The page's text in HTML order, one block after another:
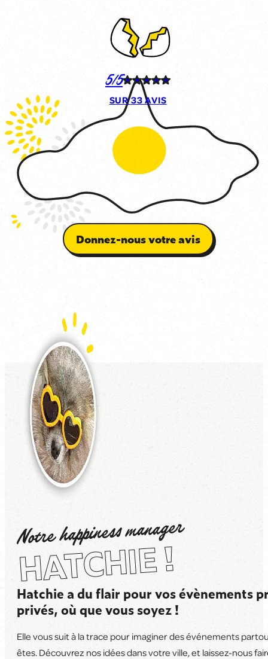
5/5
SUR33 AVIS
Donnez-nous votre avis
Notre happiness manager
HATCHIE !
Hatchie a du flair pour vos évènements
privés, où que vous soyez !
Elle vous suit à la trace pour imaginer des événements
êtes. Découvrez nos idées dans votre ville, et laissez-nous